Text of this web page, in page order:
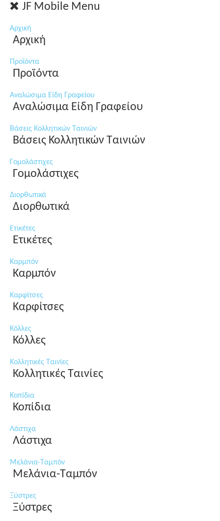
JF Mobile Menu
Αρχική
Αρχική
Προϊόντα
Προϊόντα
Αναλώσιμα Είδη Γραφείου
Αναλώσιμα Είδη Γραφείου
Βάσεις Κολλητικών Ταινιών
Βάσεις Κολλητικών Ταινιών
Γομολάστιχες
Γομολάστιχες
Διορθωτικά
Διορθωτικά
Ετικέτες
Ετικέτες
Καρμπόν
Καρμπόν
Καρφίτσες
Καρφίτσες
Κόλλες
Κόλλες
Κολλητικές Ταινίες
Κολλητικές Ταινίες
Κοπίδια
Κοπίδια
Λάστιχα
Λάστιχα
Μελάνια-Ταμπόν
Μελάνια-Ταμπόν
Ξύστρες
Ξύστρες